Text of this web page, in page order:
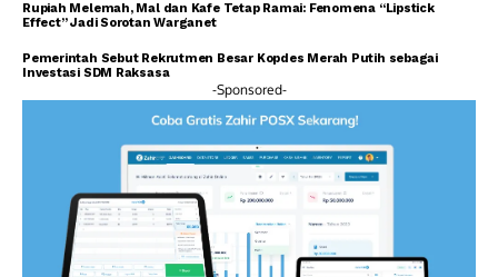
Rupiah Melemah, Mal dan Kafe Tetap Ramai: Fenomena “Lipstick
Effect” Jadi Sorotan Warganet
Pemerintah Sebut Rekrutmen Besar Kopdes Merah Putih sebagai
Investasi SDM Raksasa
-Sponsored-